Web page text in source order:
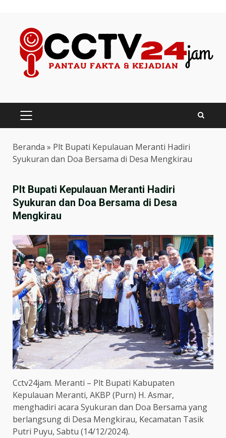
content
PRIMARY
MENU
Beranda » Plt Bupati Kepulauan Meranti Hadiri
Syukuran dan Doa Bersama di Desa Mengkirau
Plt Bupati Kepulauan Meranti Hadiri
Syukuran dan Doa Bersama di Desa
Mengkirau
Cctv24jam. Meranti – Plt Bupati Kabupaten
Kepulauan Meranti, AKBP (Purn) H. Asmar,
menghadiri acara Syukuran dan Doa Bersama yang
berlangsung di Desa Mengkirau, Kecamatan Tasik
Putri Puyu, Sabtu (14/12/2024).